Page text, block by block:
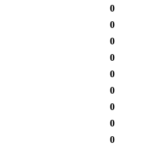
0
0
0
0
0
0
0
0
0